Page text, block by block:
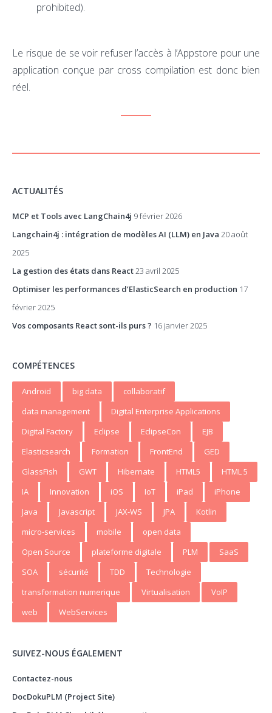
prohibited).
Le risque de se voir refuser l’accès à l’Appstore pour une
application conçue par cross compilation est donc bien
réel.
ACTUALITÉS
MCP et Tools avec LangChain4j 9 février 2026
Langchain4j : intégration de modèles AI (LLM) en Java 20 août
2025
La gestion des états dans React23 avril 2025
Optimiser les performances d’ElasticSearch en production 17
février 2025
Vos composants React sont-ils purs ? 16 janvier 2025
COMPÉTENCES
Android big data
collaboratif
data management
Digital Enterprise Applications
Digital Factory
Eclipse EclipseCon
EJB
Elasticsearch
Formation FrontEnd
GED
GlassFish
GWT Hibernate HTML5
HTML 5
IA
Innovation iOS IoT iPad
iPhone
Java
Javascript JAX-WS JPA
Kotlin
micro-services
mobile
open data
Open Source
plateforme digitale PLM
SaaS
SOA
sécurité TDD
Technologie
transformation numerique
Virtualisation
VoIP
web
WebServices
SUIVEZ-NOUS ÉGALEMENT
Contactez-nous
DocDokuPLM (Project Site)